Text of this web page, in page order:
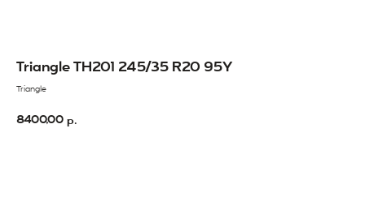
Triangle TH201 245/35 R20 95Y
Triangle
8400,00 р.